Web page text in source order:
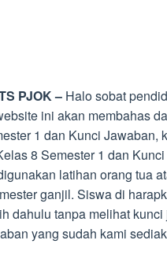
PJOK – Halo sobat
ini akan membahas
1 dan Kunci Jawaban,
8 Semester 1 dan
latihan orang tua
ganjil. Siswa di
dahulu tanpa melihat
yang sudah kami